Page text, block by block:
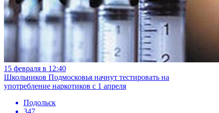
15 февраля в 12:40
Школьников Подмосковья начнут тестировать на
употребление наркотиков с 1 апреля
Подольск